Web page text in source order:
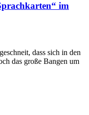
im
dass sich in den
das große Bangen um